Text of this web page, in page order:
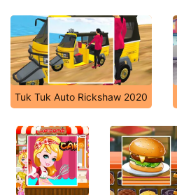
Tuk Tuk Auto Rickshaw 2020